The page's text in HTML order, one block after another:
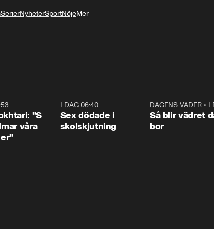
SerierNyheterSportNöjeMer
”S
våra
I DAG 06:40
Sex dödade i
skolskjutning
DAGENS VÄDER• I
Så blir vädret
bor